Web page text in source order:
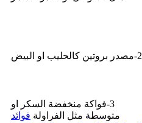
2-مصدر بروتين كالحليب او البيض
3-فواكة منخفضة السكر او
متوسطة مثل الفراولة فوائد